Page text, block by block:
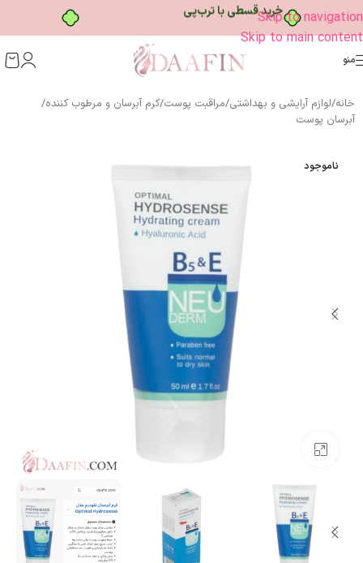
خرید قسطی با ترب‌پیSkip to navigation
Skip to main content
منو
خانه/لوازم آرایشی و بهداشتی/مراقبت پوست/کرم آبرسان و مرطوب کننده/
آبرسان پوست
ناموجود
بزرگنمایی تصویر